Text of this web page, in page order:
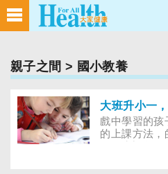
親子之間 > 國小教養
大班升小一
戲中學習的孩
的上課方法，
決定孩子適